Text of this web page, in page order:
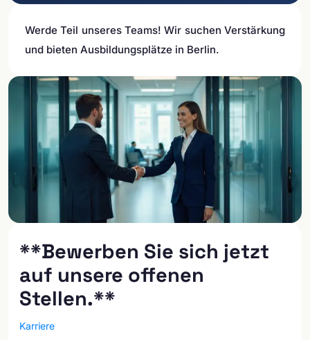
Werde Teil unseres Teams! Wir suchen Verstärkung
und bieten Ausbildungsplätze in Berlin.
**Bewerben Sie sich jetzt
auf unsere offenen
Stellen.**
Karriere